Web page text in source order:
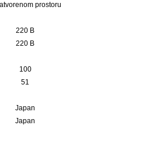
prostoru
220 В
220 В
100
51
Japan
Japan